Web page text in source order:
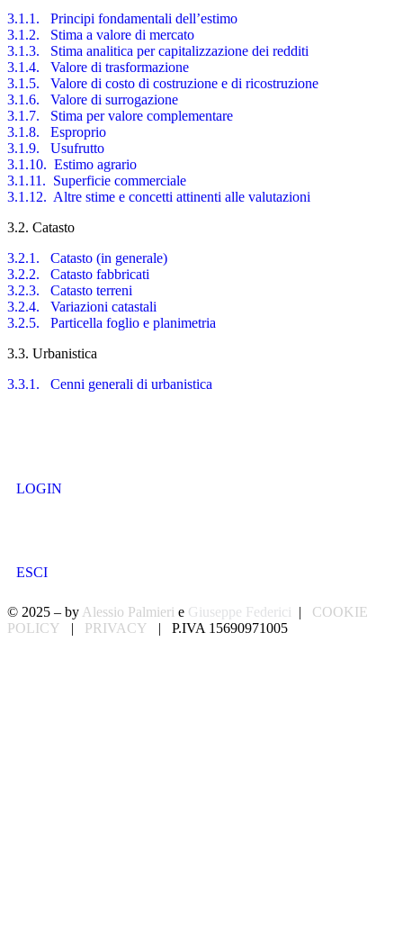
3.1.1. Principi fondamentali dell’estimo
3.1.2. Stima a valore di mercato
3.1.3. Stima analitica per capitalizzazione dei redditi
3.1.4. Valore di trasformazione
3.1.5. Valore di costo di costruzione e di ricostruzione
3.1.6. Valore di surrogazione
3.1.7. Stima per valore complementare
3.1.8. Esproprio
3.1.9. Usufrutto
3.1.10. Estimo agrario
3.1.11. Superficie commerciale
3.1.12. Altre stime e concetti attinenti alle valutazioni
3.2. Catasto
3.2.1. Catasto (in generale)
3.2.2. Catasto fabbricati
3.2.3. Catasto terreni
3.2.4. Variazioni catastali
3.2.5. Particella foglio e planimetria
3.3. Urbanistica
3.3.1. Cenni generali di urbanistica
LOGIN
ESCI
© 2025 – by Alessio Palmieri e Giuseppe Federici | COOKIE
POLICY | PRIVACY | P.IVA 15690971005